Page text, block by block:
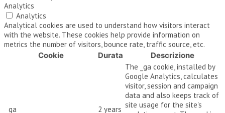
Analytics
Analytics
Analytical cookies are used to understand how visitors interact
with the website. These cookies help provide information on
metrics the number of visitors, bounce rate, traffic source, etc.
Cookie
Durata Descrizione
_ga 2 years
The _ga cookie, installed by
Google Analytics, calculates
visitor, session and campaign
data and also keeps track of
site usage for the site's